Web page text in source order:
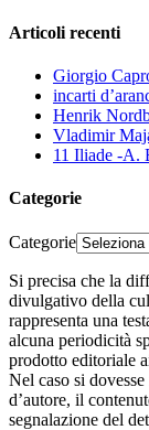
Articoli recenti
Giorgio
incarti
Henrik
Vladimir
11 Iliade -A.
Categorie
Categorie
Si precisa che la
divulgativo della
rappresenta una
alcuna periodicità
prodotto editoriale
Nel caso si
d’autore, il
segnalazione del